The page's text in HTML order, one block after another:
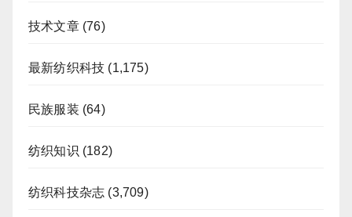
技术文章(76)
最新纺织科技 (1,175)
民族服装 (64)
纺织知识 (182)
纺织科技杂志 (3,709)